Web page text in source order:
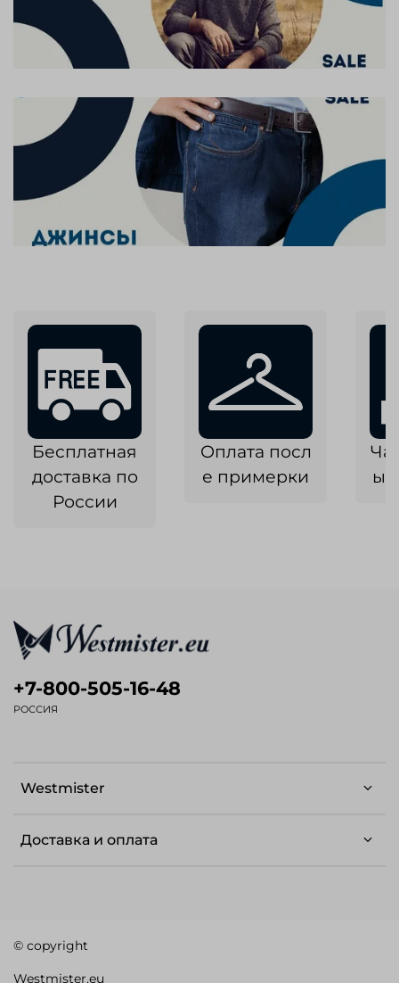
Бесплатная
доставка по
России
Оплата посл
е примерки
Westmister
Доставка и оплата
+7-800-505-16-48
РОССИЯ
© copyright
Westmister.eu